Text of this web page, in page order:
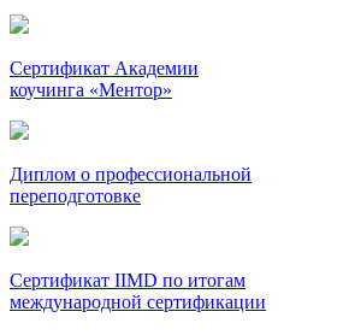
Сертификат Академии
коучинга «Ментор»
Диплом о профессиональной
переподготовке
Сертификат IIMD по итогам
международной сертификации